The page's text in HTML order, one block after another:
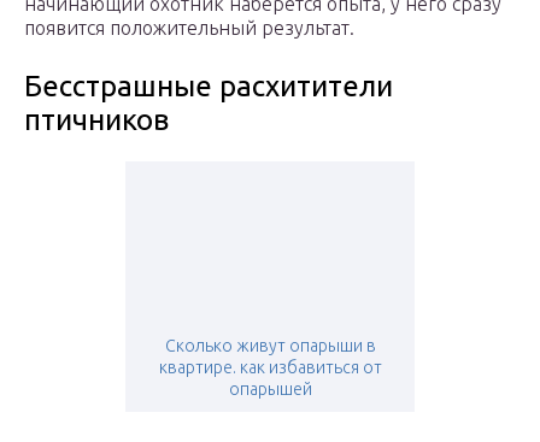
появится положительный результат.
Бесстрашные расхитители
птичников
Сколько живут опарыши в
квартире. как избавиться от
опарышей